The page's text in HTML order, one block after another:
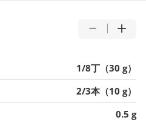
1/8丁（30 g）
2/3本（10 g）
0.5 g